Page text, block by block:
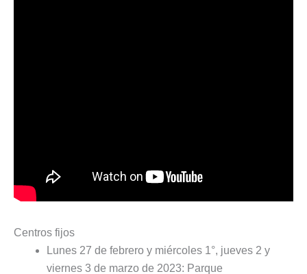
Centros fijos
Lunes 27 de febrero y miércoles 1°, jueves 2 y
viernes 3 de marzo de 2023: Parque